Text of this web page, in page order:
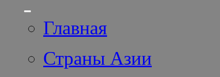
Главная
Страны Азии